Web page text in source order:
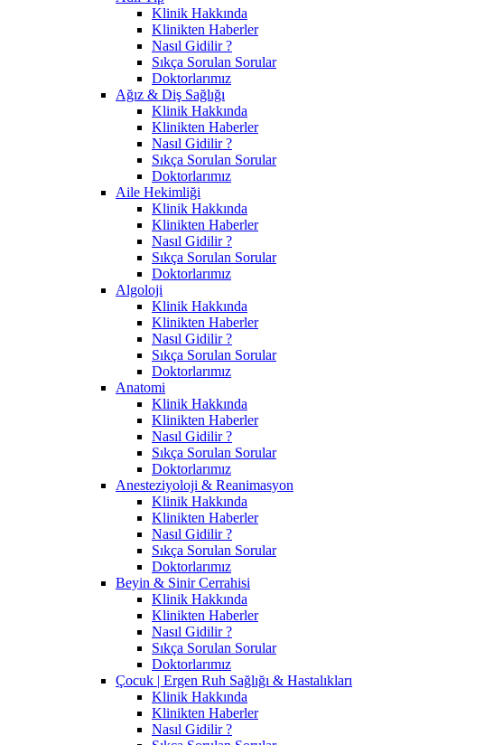
Klinik Hakkında
Klinikten Haberler
Nasıl Gidilir ?
Sıkça Sorulan Sorular
Doktorlarımız
Ağız & Diş Sağlığı
Klinik Hakkında
Klinikten Haberler
Nasıl Gidilir ?
Sıkça Sorulan Sorular
Doktorlarımız
Aile Hekimliği
Klinik Hakkında
Klinikten Haberler
Nasıl Gidilir ?
Sıkça Sorulan Sorular
Doktorlarımız
Algoloji
Klinik Hakkında
Klinikten Haberler
Nasıl Gidilir ?
Sıkça Sorulan Sorular
Doktorlarımız
Anatomi
Klinik Hakkında
Klinikten Haberler
Nasıl Gidilir ?
Sıkça Sorulan Sorular
Doktorlarımız
Anesteziyoloji & Reanimasyon
Klinik Hakkında
Klinikten Haberler
Nasıl Gidilir ?
Sıkça Sorulan Sorular
Doktorlarımız
Beyin & Sinir Cerrahisi
Klinik Hakkında
Klinikten Haberler
Nasıl Gidilir ?
Sıkça Sorulan Sorular
Doktorlarımız
Çocuk | Ergen Ruh Sağlığı & Hastalıkları
Klinik Hakkında
Klinikten Haberler
Nasıl Gidilir ?